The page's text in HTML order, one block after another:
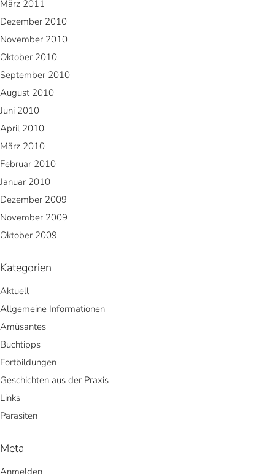
März 2011
Dezember 2010
November 2010
Oktober 2010
September 2010
August 2010
Juni 2010
April 2010
März 2010
Februar 2010
Januar 2010
Dezember 2009
November 2009
Oktober 2009
Kategorien
Aktuell
Allgemeine Informationen
Amüsantes
Buchtipps
Fortbildungen
Geschichten aus der Praxis
Links
Parasiten
Meta
Anmelden